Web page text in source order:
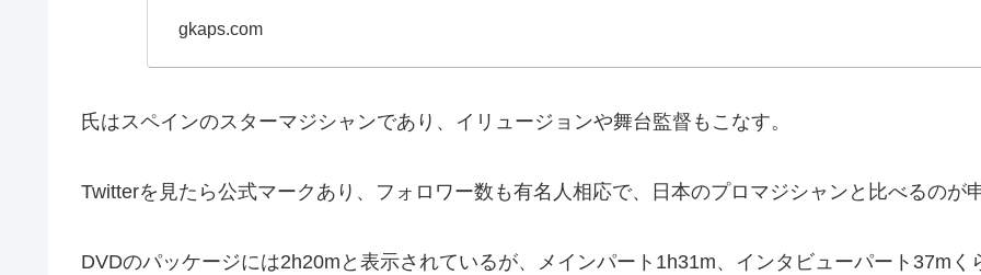
gkaps.com
氏はスペインのスターマジシャンであり、イリュージョンや舞台監督もこなす。
Twitterを見たら公式マークあり、フォロワー数も有名人相応で、日本のプロマジシャンと比べるのが
DVDのパッケージには2h20mと表示されているが、メインパート1h31m、インタビューパート37mく